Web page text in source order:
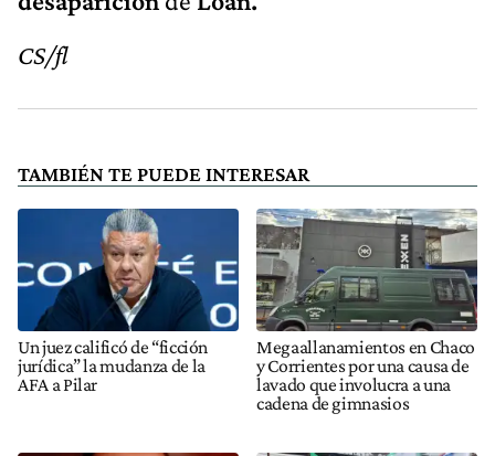
CS/fl
TAMBIÉN TE PUEDE INTERESAR
Un juez calificó de “ficción
jurídica” la mudanza de la
AFA a Pilar
Megaallanamientos en Chaco
y Corrientes por una causa de
lavado que involucra a una
cadena de gimnasios